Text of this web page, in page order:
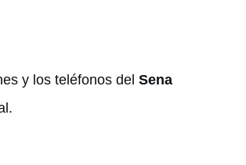
y los teléfonos delSena